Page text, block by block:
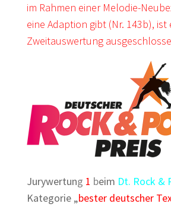
im Rahmen einer Melodie-
eine Adaption gibt (Nr. 143b), ist
Zweitauswertung
Jurywertung 1 beim Dt. Rock &
Kategorie „bester deutscher